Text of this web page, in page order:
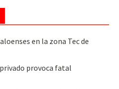
en la zona Tec de
provoca fatal